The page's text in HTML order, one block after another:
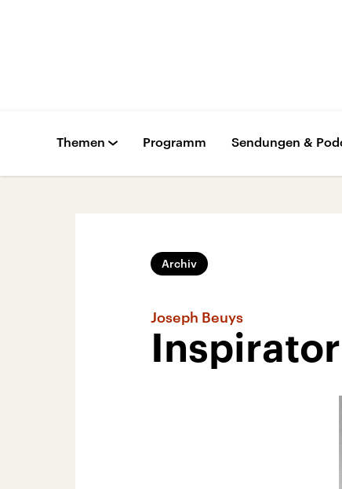
Themen Programm Sendungen &
Archiv
Joseph Beuys